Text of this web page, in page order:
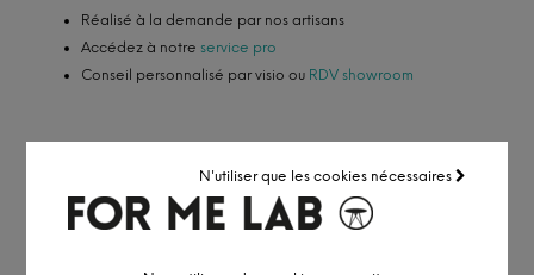
N'utiliser que les cookies nécessaires
Réalisé à la demande par nos artisans
Accédez à notre service pro
Conseil personnalisé par visio ou RDV showroom
DESCRIPTION DÉTAILLÉE